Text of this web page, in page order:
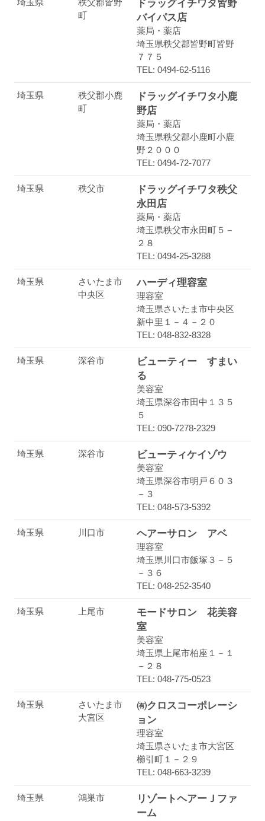
埼玉県
秩父郡皆野
町
ドラッグイチワタ皆野
バイパス店
薬局・薬店
埼玉県秩父郡皆野町皆野
７７５
TEL: 0494-62-5116
埼玉県
秩父郡小鹿
町
ドラッグイチワタ小鹿
野店
薬局・薬店
埼玉県秩父郡小鹿町小鹿
野２０００
TEL: 0494-72-7077
埼玉県 秩父市
ドラッグイチワタ秩父
永田店
薬局・薬店
埼玉県秩父市永田町５－
２８
TEL: 0494-25-3288
埼玉県
さいたま市
中央区
ハーディ理容室
理容室
埼玉県さいたま市中央区
新中里１－４－２０
TEL: 048-832-8328
埼玉県 深谷市
ビューティー すまい
る
美容室
埼玉県深谷市田中１３５
５
TEL: 090-7278-2329
埼玉県 深谷市 ビューティケイゾウ
美容室
埼玉県深谷市明戸６０３
－３
TEL: 048-573-5392
埼玉県 川口市 ヘアーサロン アベ
理容室
埼玉県川口市飯塚３－５
－３６
TEL: 048-252-3540
埼玉県 上尾市
モードサロン 花美容
室
美容室
埼玉県上尾市柏座１－１
－２８
TEL: 048-775-0523
埼玉県
さいたま市
大宮区
㈲クロスコーポレーシ
ョン
理容室
埼玉県さいたま市大宮区
櫛引町１－２９
TEL: 048-663-3239
埼玉県 鴻巣市
リゾートヘアーＪファ
ーム